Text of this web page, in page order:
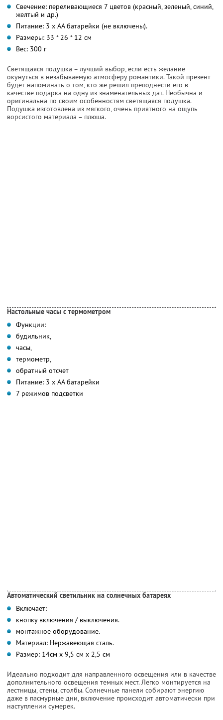
Свечение: переливающиеся 7 цветов (красный, зеленый, синий,
желтый и др.)
Питание: 3 х АА батарейки (не включены).
Размеры: 33 * 26 * 12 см
Вес: 300 г
Светящаяся подушка – лучший выбор, если есть желание
окунуться в незабываемую атмосферу романтики. Такой презент
будет напоминать о том, кто же решил преподнести его в
качестве подарка на одну из знаменательных дат. Необычна и
оригинальна по своим особенностям светящаяся подушка.
Подушка изготовлена из мягкого, очень приятного на ощупь
ворсистого материала – плюша.
Настольные часы с термометром
Функции:
будильник,
часы,
термометр,
обратный отсчет
Питание: 3 х АА батарейки
7 режимов подсветки
Автоматический светильник на солнечных батареях
Включает:
кнопку включения / выключения.
монтажное оборудование.
Материал: Нержавеющая сталь.
Размер: 14см х 9,5 см х 2,5 см
Идеально подходит для направленного освещения или в качестве
дополнительного освещения темных мест. Легко монтируется на
лестницы, стены, столбы. Солнечные панели собирают энергию
даже в пасмурные дни, включение происходит автоматически при
наступлении сумерек.